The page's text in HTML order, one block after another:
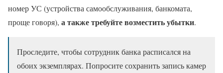
номер УС (устройства самообслуживания, банкомата,
проще говоря), а также требуйте возместить убытки.
Проследите, чтобы сотрудник банка расписался на
обоих экземплярах. Попросите сохранить запись камер